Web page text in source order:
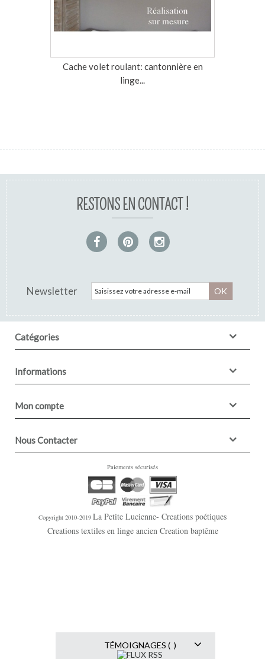
Cache volet roulant: cantonnière en
linge...
RESTONS EN CONTACT !
Newsletter OK
Catégories
Informations
Mon compte
Nous Contacter
Paiements sécurisés
Copyright 2010-2019 La Petite Lucienne- Creations poétiques
Creations textiles en linge ancien Creation baptême
TÉMOIGNAGES ( )